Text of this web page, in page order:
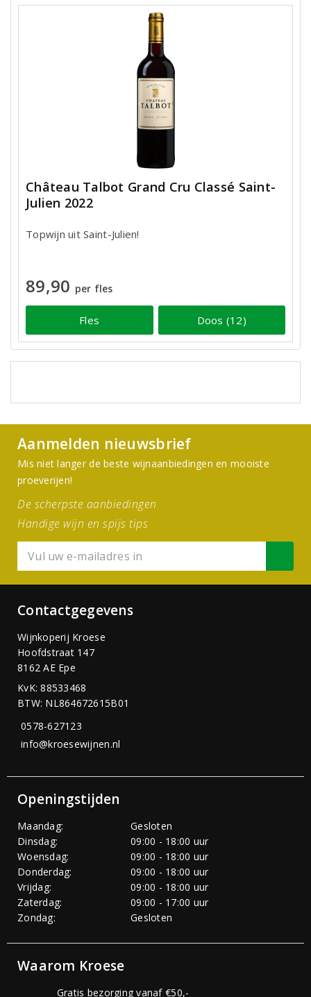
Château Talbot Grand Cru Classé Saint-
Julien 2022
Topwijn uit Saint-Julien!
89,90 per fles
Fles Doos (12)
Aanmelden nieuwsbrief
Mis niet langer de beste wijnaanbiedingen en mooiste
proeverijen!
De scherpste aanbiedingen
Handige wijn en spijs tips
Contactgegevens
Wijnkoperij Kroese
Hoofdstraat 147
8162 AE Epe
KvK: 88533468
BTW: NL864672615B01
0578-627123
info@kroesewijnen.nl
Openingstijden
Maandag:
Gesloten
Dinsdag:
09:00 - 18:00 uur
Woensdag:
09:00 - 18:00 uur
Donderdag:
09:00 - 18:00 uur
Vrijdag:
09:00 - 18:00 uur
Zaterdag:
09:00 - 17:00 uur
Zondag:
Gesloten
Waarom Kroese
Gratis bezorging vanaf €50,-